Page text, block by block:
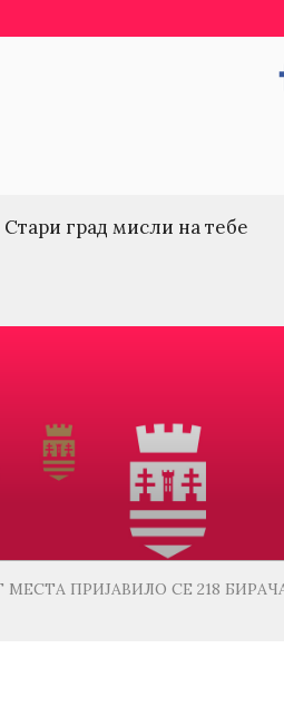
Стари град мисли на тебе
ПРИЈАВИЛО СЕ 218